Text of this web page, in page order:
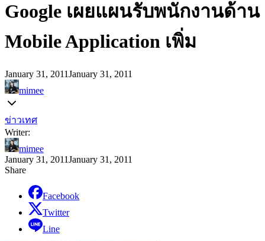
Google เผยแผนรับพนักงานด้าน
Mobile Application เพิ่ม
January 31, 2011January 31, 2011
mimee
ข่าวเทศ
Writer:
mimee
January 31, 2011January 31, 2011
Share
Facebook
Twitter
Line